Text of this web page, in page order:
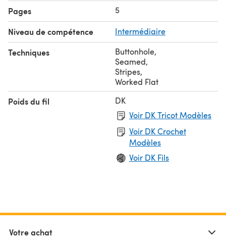
Pages 5
Niveau de compétence Intermédiaire
Techniques Buttonhole,
Seamed,
Stripes,
Worked Flat
Poids du fil
DK
Voir DK Tricot Modèles
Voir DK Crochet
Modèles
Voir DK Fils
Votre achat